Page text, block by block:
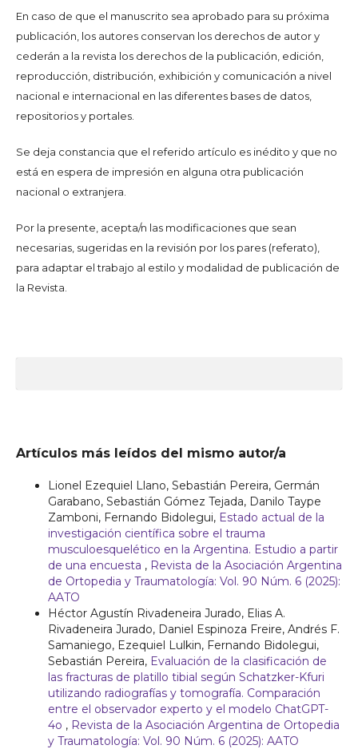
En caso de que el manuscrito sea aprobado para su próxima
publicación, los autores conservan los derechos de autor y
cederán a la revista los derechos de la publicación, edición,
reproducción, distribución, exhibición y comunicación a nivel
nacional e internacional en las diferentes bases de datos,
repositorios y portales.
Se deja constancia que el referido artículo es inédito y que no
está en espera de impresión en alguna otra publicación
nacional o extranjera.
Por la presente, acepta/n las modificaciones que sean
necesarias, sugeridas en la revisión por los pares (referato),
para adaptar el trabajo al estilo y modalidad de publicación de
la Revista.
Artículos más leídos del mismo autor/a
Lionel Ezequiel Llano, Sebastián Pereira, Germán
Garabano, Sebastián Gómez Tejada, Danilo Taype
Zamboni, Fernando Bidolegui, Estado actual de la
investigación científica sobre el trauma
musculoesquelético en la Argentina. Estudio a partir
de una encuesta , Revista de la Asociación Argentina
de Ortopedia y Traumatología: Vol. 90 Núm. 6 (2025):
AATO
Héctor Agustín Rivadeneira Jurado, Elias A.
Rivadeneira Jurado, Daniel Espinoza Freire, Andrés F.
Samaniego, Ezequiel Lulkin, Fernando Bidolegui,
Sebastián Pereira, Evaluación de la clasificación de
las fracturas de platillo tibial según Schatzker-Kfuri
utilizando radiografías y tomografía. Comparación
entre el observador experto y el modelo ChatGPT-
4o , Revista de la Asociación Argentina de Ortopedia
y Traumatología: Vol. 90 Núm. 6 (2025): AATO